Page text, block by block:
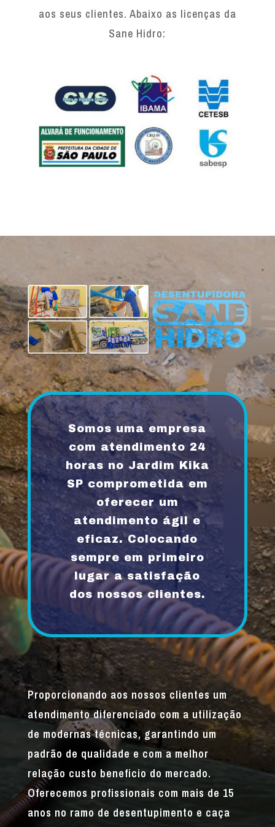
aos seus clientes. Abaixo as licenças da
Sane Hidro:
Somos uma empresa
com atendimento 24
horas no Jardim Kika
SP comprometida em
oferecer um
atendimento ágil e
eficaz. Colocando
sempre em primeiro
lugar a satisfação
dos nossos clientes.
Proporcionando aos nossos clientes um
atendimento diferenciado com a utilização
de modernas técnicas, garantindo um
padrão de qualidade e com a melhor
relação custo beneficio do mercado.
Oferecemos profissionais com mais de 15
anos no ramo de desentupimento e caça